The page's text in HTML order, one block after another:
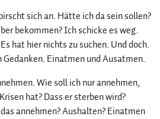
sich an. Hätte ich da sein sollen?
bekommen? Ich schicke es weg.
hat hier nichts zu suchen. Und doch.
Gedanken. Einatmen und Ausatmen.
Wie soll ich nur annehmen,
hat? Dass er sterben wird?
annehmen? Aushalten? Einatmen